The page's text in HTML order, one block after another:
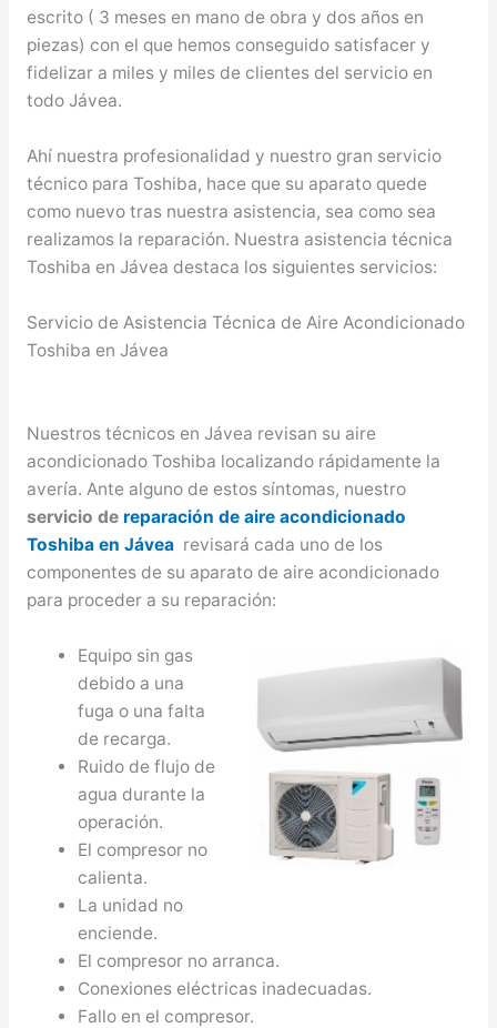
escrito ( 3 meses en mano de obra y dos años en
piezas) con el que hemos conseguido satisfacer y
fidelizar a miles y miles de clientes del servicio en
todo Jávea.
Ahí nuestra profesionalidad y nuestro gran servicio
técnico para Toshiba, hace que su aparato quede
como nuevo tras nuestra asistencia, sea como sea
realizamos la reparación. Nuestra asistencia técnica
Toshiba en Jávea destaca los siguientes servicios:
Servicio de Asistencia Técnica de Aire Acondicionado
Toshiba en Jávea
Nuestros técnicos en Jávea revisan su aire
acondicionado Toshiba localizando rápidamente la
avería. Ante alguno de estos síntomas, nuestro
servicio dereparación de aire acondicionado
Toshiba en Jávea revisará cada uno de los
componentes de su aparato de aire acondicionado
para proceder a su reparación:
Equipo sin gas
debido a una
fuga o una falta
de recarga.
Ruido de flujo de
agua durante la
operación.
El compresor no
calienta.
La unidad no
enciende.
El compresor no arranca.
Conexiones eléctricas inadecuadas.
Fallo en el compresor.